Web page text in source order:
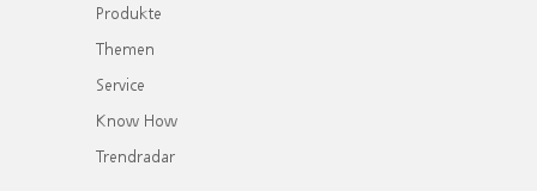
Produkte
Themen
Service
Know How
Trendradar